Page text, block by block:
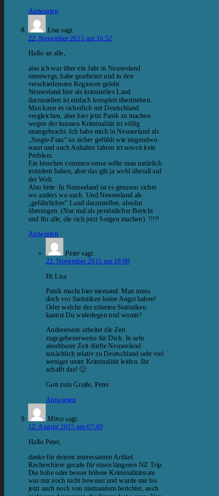
Antworten
Lisa sagt:
22. November 2015 um 16:52
Hallo an alle,
also ich war über ein Jahr in Neuseeland
unterwegs, habe gearbeitet und in den
verschiedensten Regionen gelebt.
Neuseeland hier als kriminelles Land
darzustellen ist einfach komplett übertrieben.
Man kann es sicherlich mit Deutschland
vergleichen, aber hier jetzt Panik zu machen
wegen der krassen Kriminalität ist völlig
unangebracht. Ich habe mich in Neuseeland als
„Single-Frau“ so sicher gefühlt wie nirgendwo
sonst und auch Anhalter fahren ist soweit kein
Problem.
Ein bisschen common sense sollte man natürlich
trotzdem haben, aber das gilt ja wohl überall auf
der Welt.
Also bitte: In Neuseeland ist es genauso sicher
wo anders wo auch. Und Neuseeland als
„gefährliches“ Land darzustellen, absolut
überzogen. (Nur mal als persönlicher Bericht
und für alle, die sich jetzt Sorgen machen). !!!!!
Antworten
Peter sagt:
22. November 2015 um 18:00
Hi Lisa
Panik macht hier niemand. Man muss
doch vor Statistiken keine Angst haben!
Oder welche der zitierten Statistiken
kannst Du widerlegen und womit?
Andererseits arbeitet die Zeit
zugegebenerweise für Dich. In sehr
absehbarer Zeit dürfte Neuseeland
tatsächlich relativ zu Deutschland sehr viel
weniger unter Kriminalität leiden. Ihr
schafft das! 🙂
Gott zum Gruße, Peter
Antworten
Mirco sagt:
12. August 2015 um 07:40
Hallo Peter,
danke für deinen interessanten Artikel.
Recherchiere gerade für einen längeren NZ Trip.
Die hohe oder besser höhere Kriminalitätsrate
war mir noch nicht bewusst und wurde mir bis
jetzt auch noch von niemandem berichtet, auch